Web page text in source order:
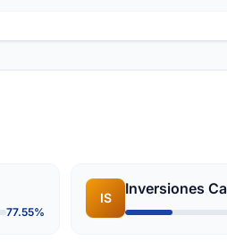
77.55%
IS
Inversiones